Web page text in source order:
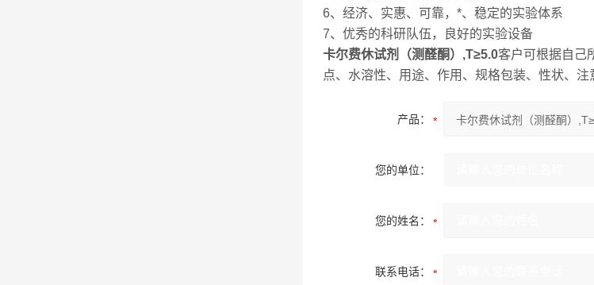
6、经济、实惠、可靠，*、稳定的实验体系
7、优秀的科研队伍，良好的实验设备
卡尔费休试剂（测醛酮）,T≥5.0客户可根据自己
点、水溶性、用途、作用、规格包装、性状、
产品：
您的单位：
您的姓名：
联系电话：